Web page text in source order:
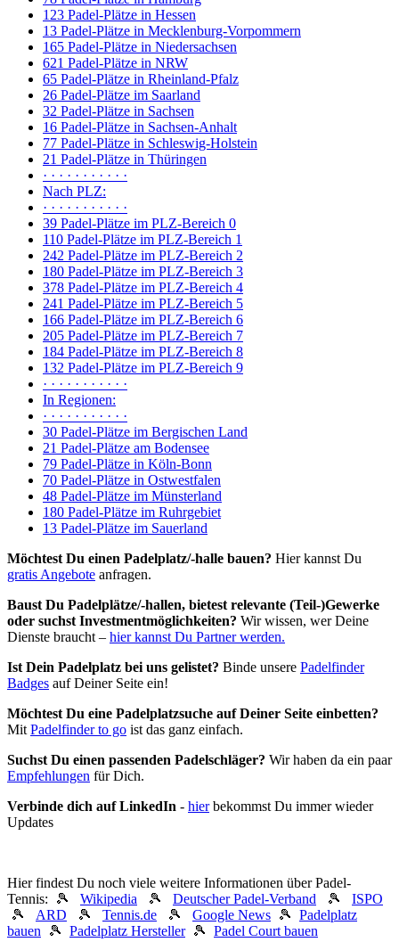
123 Padel-Plätze in Hessen
13 Padel-Plätze in Mecklenburg-Vorpommern
165 Padel-Plätze in Niedersachsen
621 Padel-Plätze in NRW
65 Padel-Plätze in Rheinland-Pfalz
26 Padel-Plätze im Saarland
32 Padel-Plätze in Sachsen
16 Padel-Plätze in Sachsen-Anhalt
77 Padel-Plätze in Schleswig-Holstein
21 Padel-Plätze in Thüringen
· · · · · · · · · · ·
Nach PLZ:
· · · · · · · · · · ·
39 Padel-Plätze im PLZ-Bereich 0
110 Padel-Plätze im PLZ-Bereich 1
242 Padel-Plätze im PLZ-Bereich 2
180 Padel-Plätze im PLZ-Bereich 3
378 Padel-Plätze im PLZ-Bereich 4
241 Padel-Plätze im PLZ-Bereich 5
166 Padel-Plätze im PLZ-Bereich 6
205 Padel-Plätze im PLZ-Bereich 7
184 Padel-Plätze im PLZ-Bereich 8
132 Padel-Plätze im PLZ-Bereich 9
· · · · · · · · · · ·
In Regionen:
· · · · · · · · · · ·
30 Padel-Plätze im Bergischen Land
21 Padel-Plätze am Bodensee
79 Padel-Plätze in Köln-Bonn
70 Padel-Plätze in Ostwestfalen
48 Padel-Plätze im Münsterland
180 Padel-Plätze im Ruhrgebiet
13 Padel-Plätze im Sauerland
Möchtest Du einen Padelplatz/-halle bauen? Hier kannst Du
gratis Angebote anfragen.
Baust Du Padel­plätze/-hallen, bietest relevante (Teil-)Gewerke
oder suchst In­vest­ment­möglich­keiten? Wir wissen, wer Deine
Dienste braucht – hier kannst Du Partner werden.
Ist Dein Padelplatz bei uns gelistet? Binde unsere Padelfinder
Badges auf Deiner Seite ein!
Möchtest Du eine Padelplatzsuche auf Deiner Seite einbetten?
MitPadelfinder to go ist das ganz einfach.
Suchst Du einen passenden Padelschläger? Wir haben da ein paar
Empfehlungen für Dich.
Verbinde dich auf LinkedIn - hierbekommst Du immer wieder
Updates
Hier findest Du noch viele weitere Informationen über Padel-
Tennis: 🎾 Wikipedia 🎾 Deutscher Padel-Verband 🎾 ISPO
🎾 ARD 🎾 Tennis.de 🎾 Google News 🎾 Padelplatz
bauen 🎾 Padelplatz Hersteller🎾 Padel Court bauen